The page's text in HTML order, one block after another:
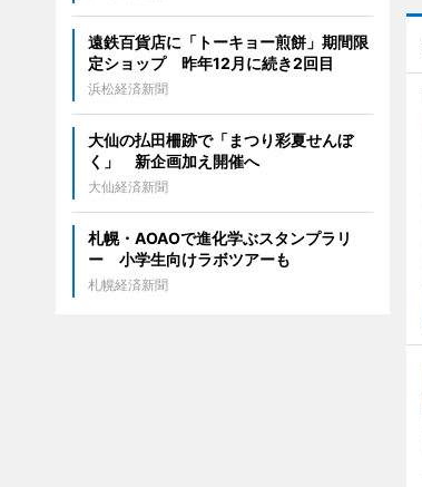
遠鉄百貨店に「トーキョー煎餅」期間限
定ショップ 昨年12月に続き2回目
浜松経済新聞
大仙の払田柵跡で「まつり彩夏せんぼ
く」 新企画加え開催へ
大仙経済新聞
札幌・AOAOで進化学ぶスタンプラリ
ー 小学生向けラボツアーも
札幌経済新聞